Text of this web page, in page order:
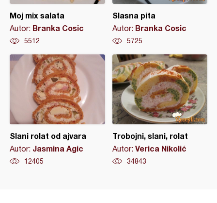
Moj mix salata
Autor: Branka Cosic
5512
Slasna pita
Autor: Branka Cosic
5725
Slani rolat od ajvara
Autor: Jasmina Agic
12405
Trobojni, slani, rolat
Autor: Verica Nikolić
34843